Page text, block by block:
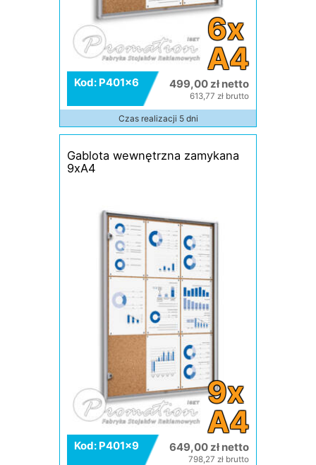
6x
A4
Kod: P401x6 499,00 zł netto
613,77 zł brutto
Czas realizacji 5 dni
Gablota wewnętrzna zamykana
9xA4
9x
A4
Kod: P401x9 649,00 zł netto
798,27 zł brutto